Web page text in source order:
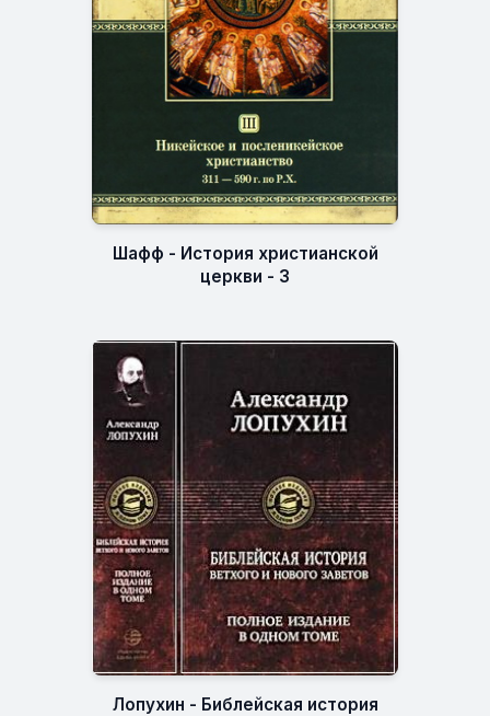
Шафф - История христианской
церкви - 3
Лопухин - Библейская история